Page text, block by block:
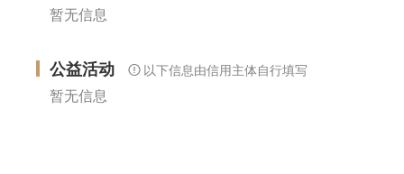
暂无信息
公益活动 以下信息由信用主体自行填写
暂无信息